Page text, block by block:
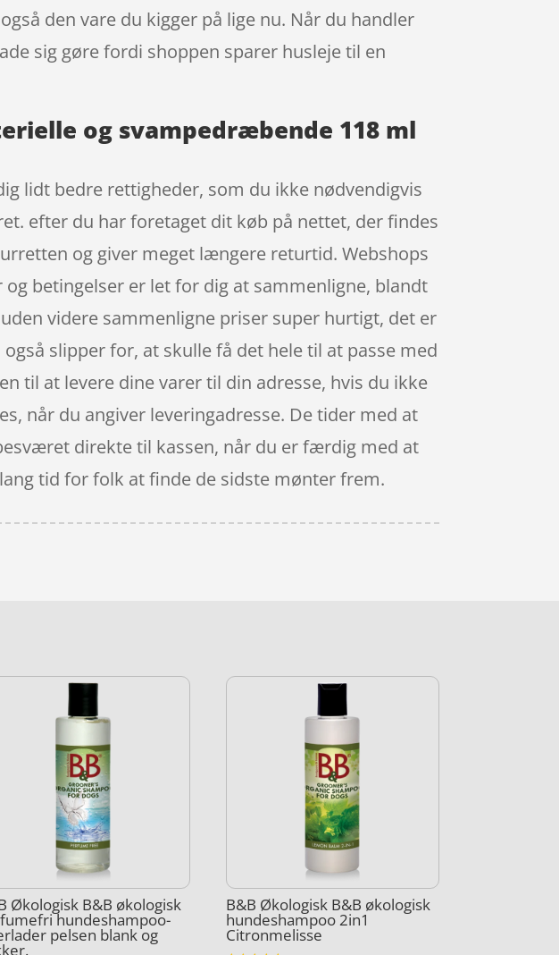
den vare du kigger på lige nu. Når du handler
sig gøre fordi shoppen sparer husleje til en
og svampedræbende 118 ml
lidt bedre rettigheder, som du ikke nødvendigvis
efter du har foretaget dit køb på nettet, der findes
og giver meget længere returtid. Webshops
betingelser er let for dig at sammenligne, blandt
videre sammenligne priser super hurtigt, det er
slipper for, at skulle få det hele til at passe med
til at levere dine varer til din adresse, hvis du ikke
når du angiver leveringadresse. De tider med at
direkte til kassen, når du er færdig med at
tid for folk at finde de sidste mønter frem.
Økologisk B&B økologisk
hundeshampoo-
pelsen blank og
B&B Økologisk B&B økologisk
hundeshampoo 2in1
Citronmelisse